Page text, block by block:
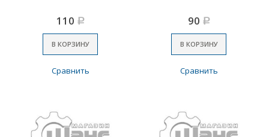
110 Р
В КОРЗИНУ
Сравнить
90 Р
В КОРЗИНУ
Сравнить